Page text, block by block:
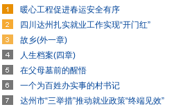
暖心工程促进春运安全有序
四川达州扎实就业工作实现“开门红”
故乡(外一章)
人生档案(四章)
在父母墓前的醒悟
一个为百姓办实事的村书记
达州市“三举措”推动就业政策“终端见效”